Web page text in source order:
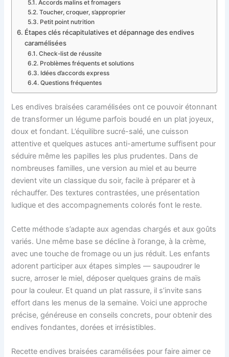
Accords malins et fromagers
Toucher, croquer, s’approprier
Petit point nutrition
Étapes clés récapitulatives et dépannage des endives
caramélisées
Check-list de réussite
Problèmes fréquents et solutions
Idées d’accords express
Questions fréquentes
Les endives braisées caramélisées ont ce pouvoir étonnant
de transformer un légume parfois boudé en un plat joyeux,
doux et fondant. L’équilibre sucré-salé, une cuisson
attentive et quelques astuces anti-amertume suffisent pour
séduire même les papilles les plus prudentes. Dans de
nombreuses familles, une version au miel et au beurre
devient vite un classique du soir, facile à préparer et à
réchauffer. Des textures contrastées, une présentation
ludique et des accompagnements colorés font le reste.
Cette méthode s’adapte aux agendas chargés et aux goûts
variés. Une même base se décline à l’orange, à la crème,
avec une touche de fromage ou un jus réduit. Les enfants
adorent participer aux étapes simples — saupoudrer le
sucre, arroser le miel, déposer quelques grains de maïs
pour la couleur. Et quand un plat rassure, il s’invite sans
effort dans les menus de la semaine. Voici une approche
précise, généreuse en conseils concrets, pour obtenir des
endives fondantes, dorées et irrésistibles.
Recette endives braisées caramélisées pour faire aimer ce